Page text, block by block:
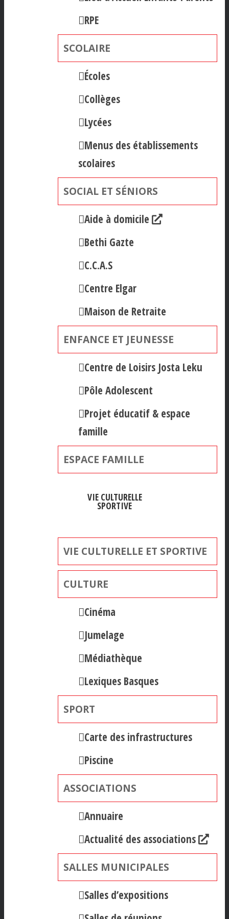
RPE
SCOLAIRE
Écoles
Collèges
Lycées
Menus des établissements
scolaires
SOCIAL ET SÉNIORS
Aide à domicile
Bethi Gazte
C.C.A.S
Centre Elgar
Maison de Retraite
ENFANCE ET JEUNESSE
Centre de Loisirs Josta Leku
Pôle Adolescent
Projet éducatif & espace
famille
ESPACE FAMILLE
VIE CULTURELLE
SPORTIVE
VIE CULTURELLE ET SPORTIVE
CULTURE
Cinéma
Jumelage
Médiathèque
Lexiques Basques
SPORT
Carte des infrastructures
Piscine
ASSOCIATIONS
Annuaire
Actualité des associations
SALLES MUNICIPALES
Salles d’expositions